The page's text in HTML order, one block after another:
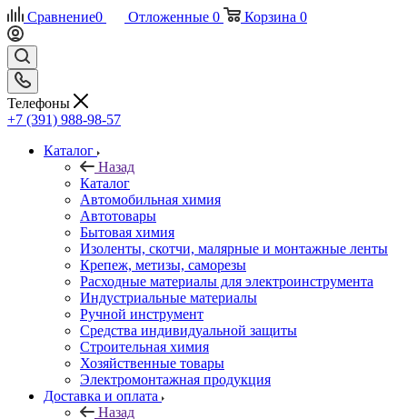
Сравнение0 Отложенные 0 Корзина 0
Телефоны
+7 (391) 988-98-57
Каталог
Назад
Каталог
Автомобильная химия
Автотовары
Бытовая химия
Изоленты, скотчи, малярные и монтажные ленты
Крепеж, метизы, саморезы
Расходные материалы для электроинструмента
Индустриальные материалы
Ручной инструмент
Средства индивидуальной защиты
Строительная химия
Хозяйственные товары
Электромонтажная продукция
Доставка и оплата
Назад